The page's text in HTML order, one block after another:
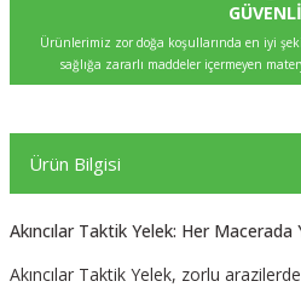
Ürünlerimiz zor doğa koşullarında en iyi
sağlığa zararlı maddeler içermeyen
Ürün Bilgisi
Akıncılar Taktik Yelek: Her Macerada
Akıncılar Taktik Yelek, zorlu